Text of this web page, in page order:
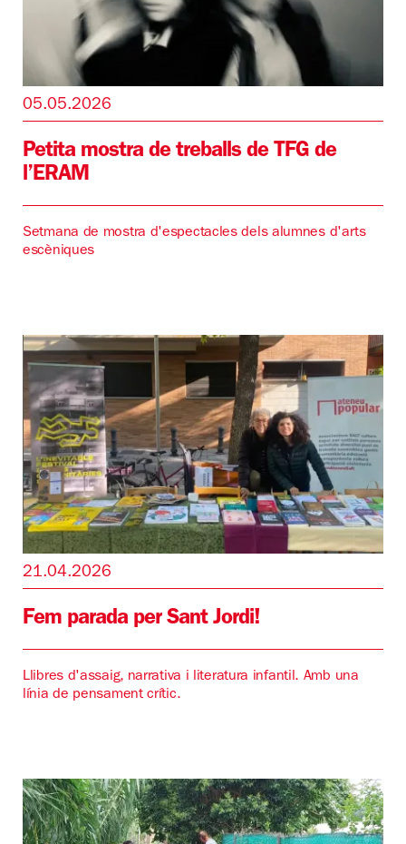
05.05.2026
Petita mostra de treballs de TFG de
l’ERAM
Setmana de mostra d'espectacles dels alumnes d'arts
escèniques
21.04.2026
Fem parada per Sant Jordi!
Llibres d'assaig, narrativa i literatura infantil. Amb una
línia de pensament crític.